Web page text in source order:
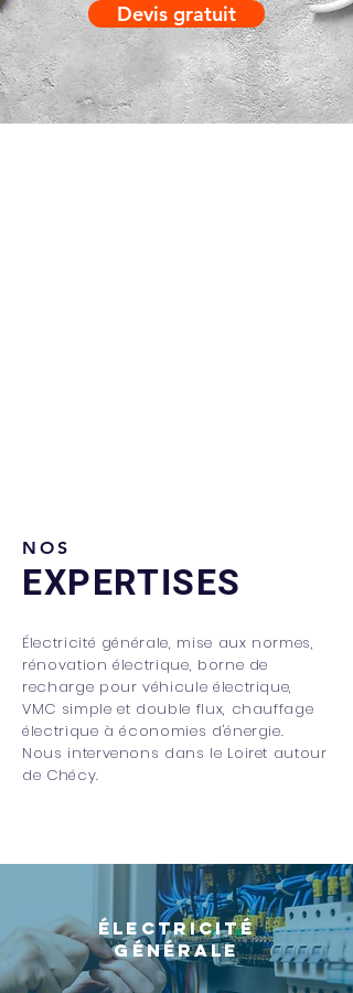
Devis gratuit
NOS
EXPERTISES
Électricité générale, mise aux normes,
rénovation électrique, borne de
recharge pour véhicule électrique,
VMC simple et double flux, chauffage
électrique à économies d'énergie.
Nous intervenons dans le Loiret autour
de Chécy.
ÉLECTRICITÉ
GÉNÉRALE